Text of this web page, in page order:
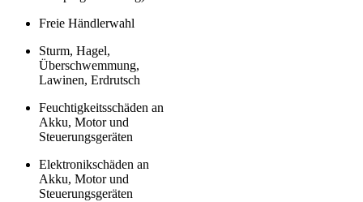
Freie Händlerwahl
Sturm, Hagel,
Überschwemmung,
Lawinen, Erdrutsch
Feuchtigkeitsschäden an
Akku, Motor und
Steuerungsgeräten
Elektronikschäden an
Akku, Motor und
Steuerungsgeräten